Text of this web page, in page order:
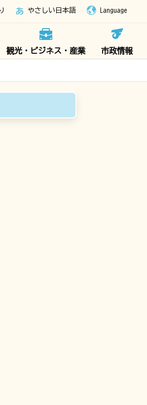
やさしい日本語 Language
観光・ビジネス・産業 市政情報